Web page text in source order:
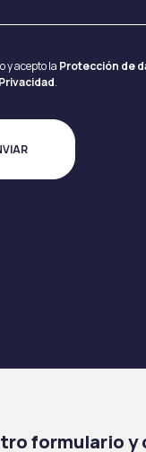
y acepto la Protección de
.
formulario y